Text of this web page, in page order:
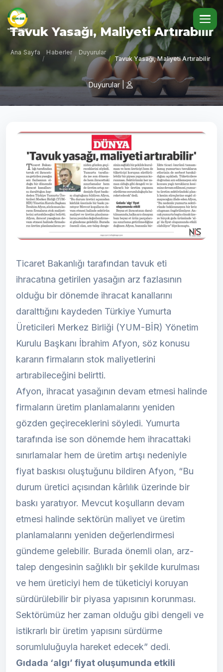
Tavuk Yasağı, Maliyeti Artırabilir
Ana Sayfa
/
Haberler
/
Duyurular
/ Tavuk Yasağı, Maliyeti Artırabilir
Duyurular|
Ticaret Bakanlığı tarafından tavuk eti
ihracatına getirilen yasağın arz fazlasının
olduğu bir dönemde ihracat kanallarını
daralttığını kaydeden Türkiye Yumurta
Üreticileri Merkez Birliği (YUM-BİR) Yönetim
Kurulu Başkanı İbrahim Afyon, söz konusu
kararın firmaların stok maliyetlerini
artırabileceğini belirtti.
Afyon, ihracat yasağının devam etmesi halinde
firmaların üretim planlamalarını yeniden
gözden geçireceklerini söyledi. Yumurta
tarafında ise son dönemde hem ihracattaki
sınırlamalar hem de üretim artışı nedeniyle
fiyat baskısı oluştuğunu bildiren Afyon, “Bu
durum üretici açısından kârlılık üzerinde bir
baskı yaratıyor. Mevcut koşulların devam
etmesi halinde sektörün maliyet ve üretim
planlamalarını yeniden değerlendirmesi
gündeme gelebilir. Burada önemli olan, arz-
talep dengesinin sağlıklı bir şekilde kurulması
ve hem üreticiyi hem de tüketiciyi koruyan
sürdürülebilir bir piyasa yapısının korunması.
Sektörümüz her zaman olduğu gibi dengeli ve
istikrarlı bir üretim yapısını sürdürme
sorumluluğuyla hareket edecek” dedi.
Gıdada ‘algı’ fiyat oluşumunda etkili